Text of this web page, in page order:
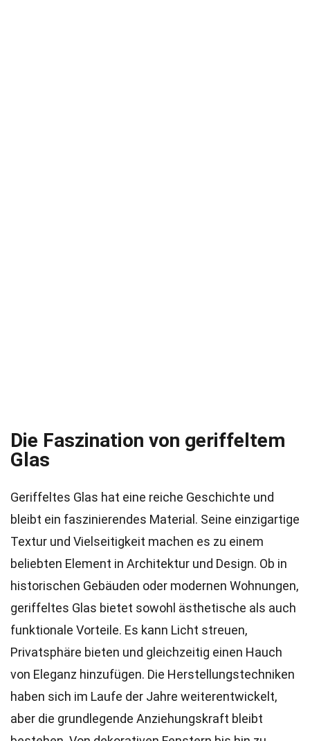
Die Faszination von geriffeltem
Glas
Geriffeltes Glas hat eine reiche Geschichte und
bleibt ein faszinierendes Material. Seine einzigartige
Textur und Vielseitigkeit machen es zu einem
beliebten Element in Architektur und Design. Ob in
historischen Gebäuden oder modernen Wohnungen,
geriffeltes Glas bietet sowohl ästhetische als auch
funktionale Vorteile. Es kann Licht streuen,
Privatsphäre bieten und gleichzeitig einen Hauch
von Eleganz hinzufügen. Die Herstellungstechniken
haben sich im Laufe der Jahre weiterentwickelt,
aber die grundlegende Anziehungskraft bleibt